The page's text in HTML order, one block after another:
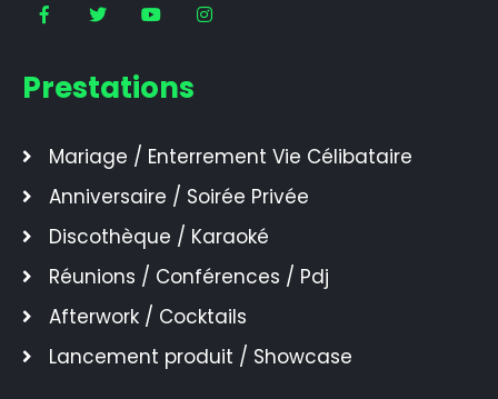
Prestations
Mariage / Enterrement Vie Célibataire
Anniversaire / Soirée Privée
Discothèque / Karaoké
Réunions / Conférences / Pdj
Afterwork / Cocktails
Lancement produit / Showcase